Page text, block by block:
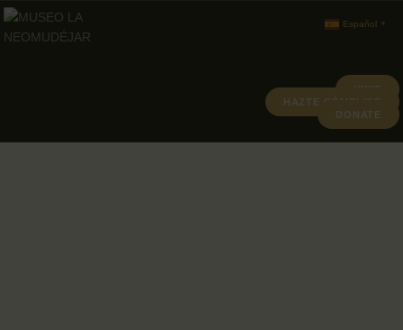
VISIT
HAZTE CÓMPLICE
DONATE
Español